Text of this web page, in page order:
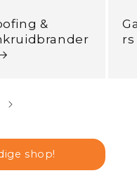
&
rs
shop!